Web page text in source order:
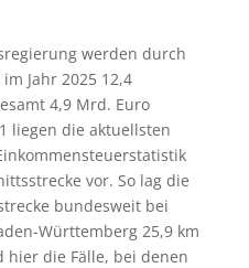
werden durch
Jahr 2025 12,4
4,9 Mrd. Euro
liegen die aktuellsten
vor. So lag die
bundesweit bei
Württemberg 25,9 km
hier die Fälle, bei denen